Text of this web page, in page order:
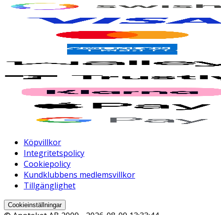
Köpvillkor
Integritetspolicy
Cookiepolicy
Kundklubbens medlemsvillkor
Tillgänglighet
Cookieinställningar